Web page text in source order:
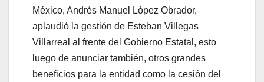
México, Andrés Manuel López Obrador,
aplaudió la gestión de Esteban Villegas
Villarreal al frente del Gobierno Estatal, esto
luego de anunciar también, otros grandes
beneficios para la entidad como la cesión del